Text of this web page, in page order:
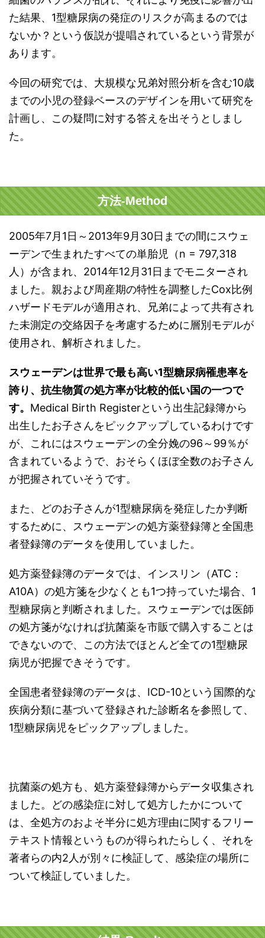
た結果、1型糖尿病の発症のリスクが高まるのでは
ないか？という仮説が提唱されているという背景が
あります。
今回の研究では、大規模な兄弟対照分析を含む10歳
までの小児の登録ベースのデザインを用いて研究を
計画し、この疑問に対する答えを出そうとしまし
た。
方法-Method
2005年7月1日～2013年9月30日までの間にスウェ
ーデンで生まれたすべての単胎児（n = 797,318
人）が含まれ、2014年12月31日までモニターされ
ました。親および周産期の特性を調整したCox比例
ハザードモデルが適用され、兄弟によって共有され
た未測定の交絡因子を考慮するために層別モデルが
使用され、解析されました。
スウェーデンは世界で最も高い1型糖尿病罹患率を
誇り、抗生物質の処方率が比較的低い国の一つで
す。 Medical Birth Registerという出生記録簿から
出生したお子さんをピックアップしているわけです
が、これにはスウェーデンの全分娩の96～99％が
含まれているようで、おそらくほぼ全数のお子さん
が把握されていそうです。
また、どのお子さんが1型糖尿病を発症したか判断
するために、スウェーデンの処方薬登録簿と全国患
者登録簿のデータを使用していました。
処方薬登録簿のデータでは、インスリン（ATC：
A10A）の処方箋を少なくとも1つ持っていた場合、1
型糖尿病と判断されました。スウェーデンでは医師
の処方箋がなければ抗菌薬を市販で購入することは
できないので、この方法でほとんど全ての1型糖尿
病児が把握できそうです。
全国患者登録簿のデータは、ICD-10という国際的な
疾病分類に基づいて登録された診断名を参照して、
1型糖尿病児をピックアップしました。
抗菌薬の処方も、処方薬登録簿からデータ収集され
ました。どの感染症に対して処方したかについて
は、全処方のおよそ半分に処方理由に関するフリー
テキスト情報というものが得られたらしく、それを
著者らの内2人が別々に検証して、感染症の場所に
ついて検証していました。